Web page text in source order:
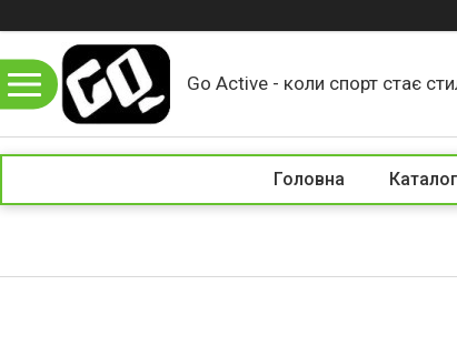
Go Active - коли спорт стає
Головна